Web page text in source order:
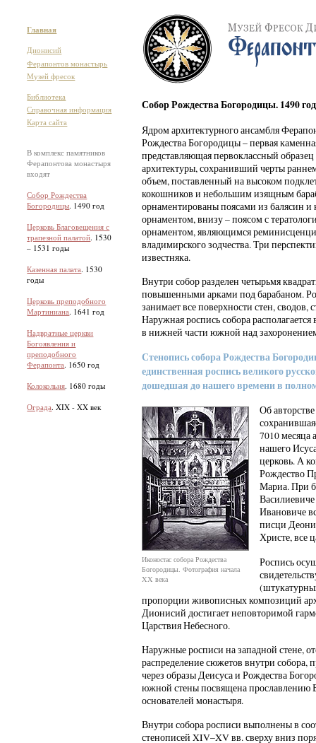
Главная
Дионисий
Ферапонтов монастырь
Музей фресок
Библиотека
Справочная информация
Карта сайта
В комплекс памятников
Ферапонтова монастыря
входят
Собор Рождества
Богородицы. 1490 год
Церковь Благовещения с
трапезной палатой. 1530
– 1531 годы
Казенная палата. 1530
годы
Церковь преподобного
Мартиниана. 1641 год
Надвратные церкви
Богоявления и
преподобного
Ферапонта. 1650 год
Колокольня. 1680 годы
Ограда. XIX - XX век
Собор Рождества Богородицы. 1490 год
Ядром архитектурного ансамбля
Рождества Богородицы – первая
представляющая первоклассный
архитектуры, сохранивший черты
объем, поставленный на высоком
кокошников и небольшим изящным
орнаментированы поясами из балясин и
орнаментом, внизу – поясом с
орнаментом, являющимся
владимирского зодчества. Три
известняка.
Внутри собор разделен четырьмя
повышенными арками под барабаном.
занимает все поверхности стен, сводов,
Наружная роспись собора
в нижней части южной над
Стенопись собора Рождества
единственная роспись великого
дошедшая до нашего времени в
Иконостас собора Рождества
Богородицы. Фотография начала
XX века
Об
7010 месяца
нашего
церковь. А
Рождество
Мариа. При
Ивановиче
писци
Христе, все
Роспись
пропорции живописных композиций
Дионисий достигает неповторимой
Царствия Небесного.
Наружные росписи на западной стене,
распределение сюжетов внутри собора,
через образы Деисуса и Рождества
южной стены посвящена прославлению
основателей монастыря.
Внутри собора росписи выполнены в
стенописей XIV–XV вв. сверху вниз